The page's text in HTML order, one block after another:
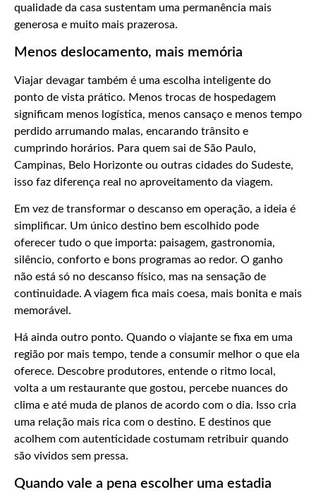
qualidade da casa sustentam uma permanência mais
generosa e muito mais prazerosa.
Menos deslocamento, mais memória
Viajar devagar também é uma escolha inteligente do
ponto de vista prático. Menos trocas de hospedagem
significam menos logística, menos cansaço e menos tempo
perdido arrumando malas, encarando trânsito e
cumprindo horários. Para quem sai de São Paulo,
Campinas, Belo Horizonte ou outras cidades do Sudeste,
isso faz diferença real no aproveitamento da viagem.
Em vez de transformar o descanso em operação, a ideia é
simplificar. Um único destino bem escolhido pode
oferecer tudo o que importa: paisagem, gastronomia,
silêncio, conforto e bons programas ao redor. O ganho
não está só no descanso físico, mas na sensação de
continuidade. A viagem fica mais coesa, mais bonita e mais
memorável.
Há ainda outro ponto. Quando o viajante se fixa em uma
região por mais tempo, tende a consumir melhor o que ela
oferece. Descobre produtores, entende o ritmo local,
volta a um restaurante que gostou, percebe nuances do
clima e até muda de planos de acordo com o dia. Isso cria
uma relação mais rica com o destino. E destinos que
acolhem com autenticidade costumam retribuir quando
são vividos sem pressa.
Quando vale a pena escolher uma estadia